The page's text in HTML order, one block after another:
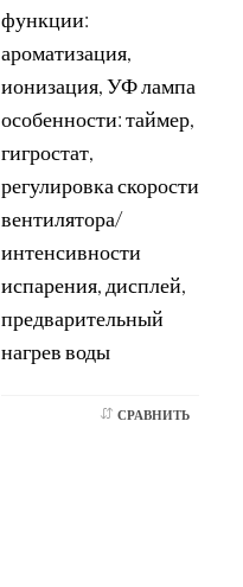
функции:
ароматизация,
ионизация, УФ лампа
особенности: таймер,
гигростат,
регулировка скорости
вентилятора/
интенсивности
испарения, дисплей,
предварительный
нагрев воды
СРАВНИТЬ